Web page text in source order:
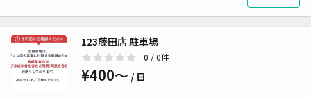
123藤田店 駐車場
0 / 0件
¥400〜 / 日